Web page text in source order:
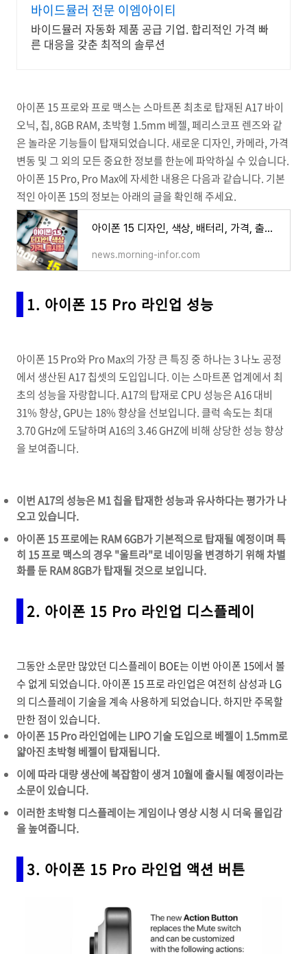
바이드뮬러 전문 이엠아이티
바이드뮬러 자동화 제품 공급 기업. 합리적인 가격 빠
른 대응을 갖춘 최적의 솔루션
아이폰 15 프로와 프로 맥스는 스마트폰 최초로 탑재된 A17 바이
오닉, 칩, 8GB RAM, 초박형 1.5mm 베젤, 페리스코프 렌즈와 같
은 놀라운 기능들이 탑재되었습니다. 새로운 디자인, 카메라, 가격
변동 및 그 외의 모든 중요한 정보를 한눈에 파악하실 수 있습니다.
아이폰 15 Pro, Pro Max에 자세한 내용은 다음과 같습니다. 기본
적인 아이폰 15의 정보는 아래의 글을 확인해 주세요.
아이폰 15 디자인, 색상, 배터리, 가격, 출시일
news.morning-infor.com
1. 아이폰 15 Pro 라인업 성능
아이폰 15 Pro와 Pro Max의 가장 큰 특징 중 하나는 3 나노 공정
에서 생산된 A17 칩셋의 도입입니다. 이는 스마트폰 업계에서 최
초의 성능을 자랑합니다. A17의 탑재로 CPU 성능은 A16 대비
31% 향상, GPU는 18% 향상을 선보입니다. 클럭 속도는 최대
3.70 GHz에 도달하며 A16의 3.46 GHZ에 비해 상당한 성능 향상
을 보여줍니다.
이번 A17의 성능은 M1 칩을 탑재한 성능과 유사하다는 평가가 나
오고 있습니다.
아이폰 15 프로에는 RAM 6GB가 기본적으로 탑재될 예정이며 특
히 15 프로 맥스의 경우 "울트라"로 네이밍을 변경하기 위해 차별
화를 둔 RAM 8GB가 탑재될 것으로 보입니다.
2. 아이폰 15 Pro 라인업 디스플레이
그동안 소문만 많았던 디스플레이 BOE는 이번 아이폰 15에서 볼
수 없게 되었습니다. 아이폰 15 프로 라인업은 여전히 삼성과 LG
의 디스플레이 기술을 계속 사용하게 되었습니다. 하지만 주목할
만한 점이 있습니다.
아이폰 15 Pro 라인업에는 LIPO 기술 도입으로 베젤이 1.5mm로
얇아진 초박형 베젤이 탑재됩니다.
이에 따라 대량 생산에 복잡함이 생겨 10월에 출시될 예정이라는
소문이 있습니다.
이러한 초박형 디스플레이는 게임이나 영상 시청 시 더욱 몰입감
을 높여줍니다.
3. 아이폰 15 Pro 라인업 액션 버튼